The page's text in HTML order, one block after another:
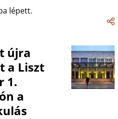
lépett.
újra
a Liszt
1.
a